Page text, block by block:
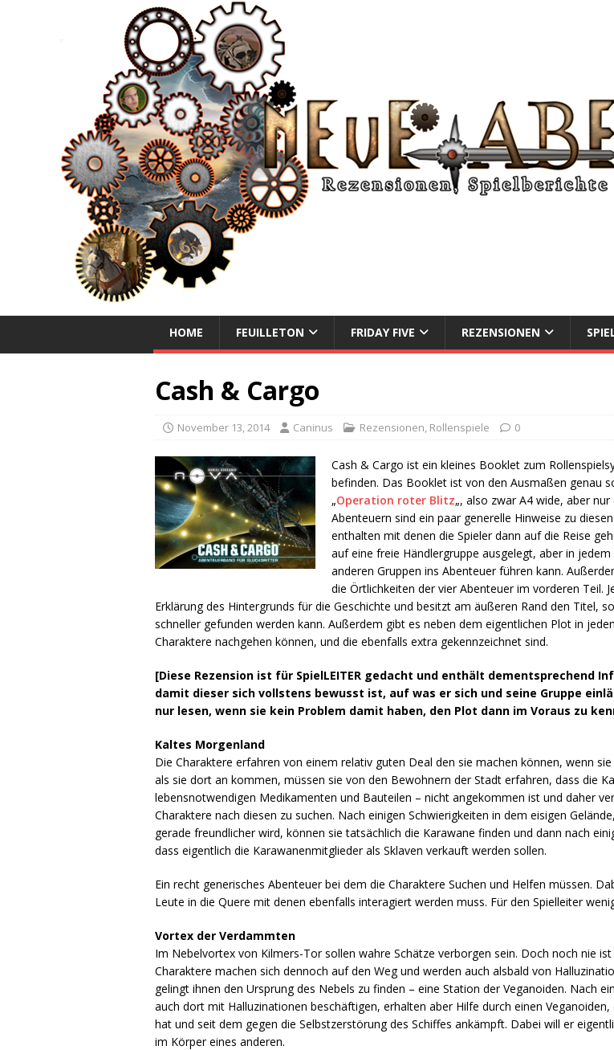
NEUE ABENTEUER
HOME FEUILLETON FRIDAY FIVE REZENSIONEN
Cash & Cargo
November 13, 2014 Caninus Rezensionen, Rollenspiele 0
Cash & Cargo ist ein kleines Booklet zum
befinden. Das Booklet ist von den Ausmaßen genau
„Operation roter Blitz„, also zwar A4 wide, aber
Abenteuern sind ein paar generelle Hinweise zu
enthalten mit denen die Spieler dann auf die Reise
auf eine freie Händlergruppe ausgelegt, aber in
anderen Gruppen ins Abenteuer führen kann.
die Örtlichkeiten der vier Abenteuer im vorderen Teil.
Erklärung des Hintergrunds für die Geschichte und besitzt am äußeren Rand den Titel,
schneller gefunden werden kann. Außerdem gibt es neben dem eigentlichen Plot in
Charaktere nachgehen können, und die ebenfalls extra gekennzeichnet sind.
[Diese Rezension ist für SpielLEITER gedacht und enthält dementsprechend
damit dieser sich vollstens bewusst ist, auf was er sich und seine Gruppe
nur lesen, wenn sie kein Problem damit haben, den Plot dann im Voraus zu
Kaltes Morgenland
Die Charaktere erfahren von einem relativ guten Deal den sie machen können, wenn
als sie dort an kommen, müssen sie von den Bewohnern der Stadt erfahren, dass die
lebensnotwendigen Medikamenten und Bauteilen – nicht angekommen ist und daher
Charaktere nach diesen zu suchen. Nach einigen Schwierigkeiten in dem eisigen
gerade freundlicher wird, können sie tatsächlich die Karawane finden und dann nach
dass eigentlich die Karawanenmitglieder als Sklaven verkauft werden sollen.
Ein recht generisches Abenteuer bei dem die Charaktere Suchen und Helfen müssen.
Leute in die Quere mit denen ebenfalls interagiert werden muss. Für den Spielleiter
Vortex der Verdammten
Im Nebelvortex von Kilmers-Tor sollen wahre Schätze verborgen sein. Doch noch nie
Charaktere machen sich dennoch auf den Weg und werden auch alsbald von
gelingt ihnen den Ursprung des Nebels zu finden – eine Station der Veganoiden. Nach
auch dort mit Halluzinationen beschäftigen, erhalten aber Hilfe durch einen
hat und seit dem gegen die Selbstzerstörung des Schiffes ankämpft. Dabei will er
im Körper eines anderen.